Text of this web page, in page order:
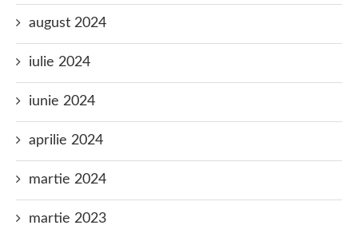
august 2024
iulie 2024
iunie 2024
aprilie 2024
martie 2024
martie 2023